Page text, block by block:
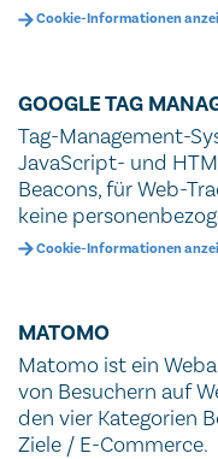
Cookie-Informationen
GOOGLE TAG
Tag-Management-
JavaScript- und
Beacons, für Web-
keine
Cookie-Informationen
MATOMO
Matomo ist ein
von Besuchern auf
den vier Kategorien
Ziele / E-Commerce.